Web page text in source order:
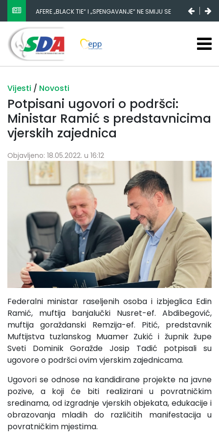
AFERE „BLACK TIE“ I „SPENGAVANJE“ NE SMIJU SE
ZATAŠKATI
Vijesti / Novosti
Potpisani ugovori o podršci:
Ministar Ramić s predstavnicima
vjerskih zajednica
Objavljeno: 18.05.2022. u 16:12
Federalni ministar raseljenih osoba i izbjeglica Edin
Ramić, muftija banjalučki Nusret-ef. Abdibegović,
muftija goraždanski Remzija-ef. Pitić, predstavnik
Muftijstva tuzlanskog Muamer Zukić i župnik župe
Sveti Dominik Goražde Josip Tadić potpisali su
ugovore o podršci ovim vjerskim zajednicama.
Ugovori se odnose na kandidirane projekte na javne
pozive, a koji će biti realizirani u povratničkim
sredinama, od izgradnje vjerskih objekata, edukacije i
obrazovanja mladih do različitih manifestacija u
povratničkim mjestima.